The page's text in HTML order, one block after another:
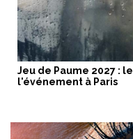
Jeu de Paume 2027 :
l'événement à Paris